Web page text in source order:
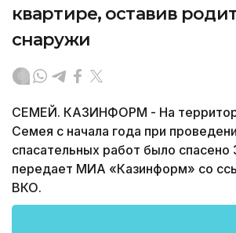
квартире, оставив
снаружи
СЕМЕЙ. КАЗИНФОРМ - На
Семея с начала года при
спасательных работ было спасено
передает МИА «Казинформ» со
ВКО.